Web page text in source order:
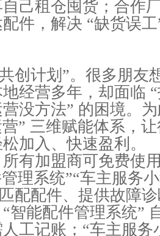
己租仓囤货；合作
件，解决 “缺货误
创计划”。很多朋友
经营多年，却面临
没方法” 的困境。
” 三维赋能体系，
加入、快速盈利。
有加盟商可免费使
理系统”“车主服务
配配件、提供故障
智能配件管理系统”
工记账；“车主服务